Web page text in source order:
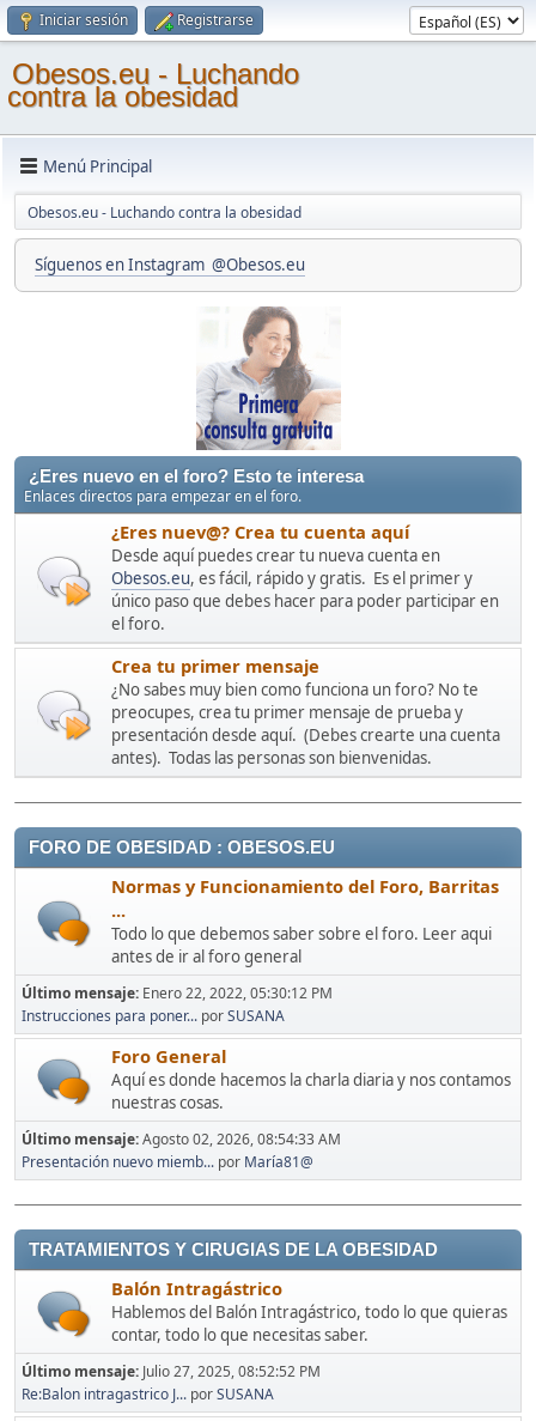
Iniciar sesión Registrarse
Obesos.eu - Luchando
contra la obesidad
Menú Principal
Obesos.eu - Luchando contra la obesidad
Síguenos en Instagram @Obesos.eu
¿Eres nuevo en el foro? Esto te interesa
Enlaces directos para empezar en el foro.
¿Eres nuev@? Crea tu cuenta aquí
Desde aquí puedes crear tu nueva cuenta en
Obesos.eu, es fácil, rápido y gratis. Es el primer y
único paso que debes hacer para poder participar en
el foro.
Crea tu primer mensaje
¿No sabes muy bien como funciona un foro? No te
preocupes, crea tu primer mensaje de prueba y
presentación desde aquí. (Debes crearte una cuenta
antes). Todas las personas son bienvenidas.
FORO DE OBESIDAD : OBESOS.EU
Normas y Funcionamiento del Foro, Barritas
...
Todo lo que debemos saber sobre el foro. Leer aqui
antes de ir al foro general
Último mensaje: Enero 22, 2022, 05:30:12 PM
Instrucciones para poner... porSUSANA
Foro General
Aquí es donde hacemos la charla diaria y nos contamos
nuestras cosas.
Último mensaje:Agosto 02, 2026, 08:54:33 AM
Presentación nuevo miemb... por María81@
TRATAMIENTOS Y CIRUGIAS DE LA OBESIDAD
Balón Intragástrico
Hablemos del Balón Intragástrico, todo lo que quieras
contar, todo lo que necesitas saber.
Último mensaje: Julio 27, 2025, 08:52:52 PM
Re:Balon intragastrico J... porSUSANA